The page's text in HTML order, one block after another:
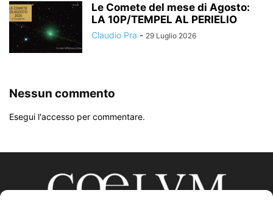
Le Comete del mese di Agosto:
LA 10P/TEMPEL AL PERIELIO
Claudio Pra - 29 Luglio 2026
Nessun commento
Esegui l'accesso per commentare.